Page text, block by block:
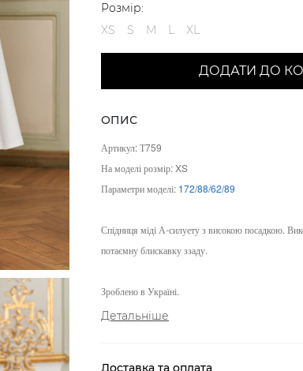
Розмір:
XS
S M L XL
ДОДАТИ ДО
ОПИС
Артикул: Т759
На моделі розмір: XS
Параметри моделі: 172/88/62/89
Спідниця міді А-силуету з високою посадкою.
потаємну блискавку ззаду.
Зроблено в Україні.
Детальніше
Доставка та оплата